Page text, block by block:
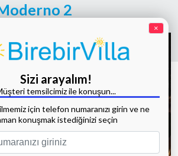
2
×
Sizi arayalım!
temsilcimiz ile konuşun...
için telefon numaranızı girin ve ne
konuşmak istediğinizi seçin